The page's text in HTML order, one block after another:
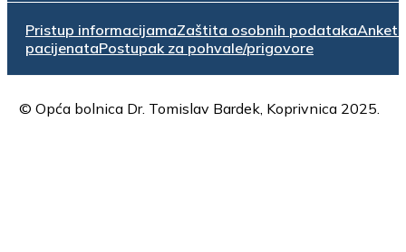
Pristup informacijamaZaštita osobnih podatakaAnketa
pacijenataPostupak za pohvale/prigovore
© Opća bolnica Dr. Tomislav Bardek, Koprivnica 2025.